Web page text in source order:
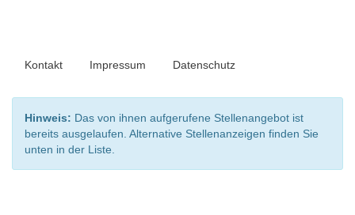
Kontakt Impressum Datenschutz
Hinweis: Das von ihnen aufgerufene Stellenangebot ist
bereits ausgelaufen. Alternative Stellenanzeigen finden Sie
unten in der Liste.